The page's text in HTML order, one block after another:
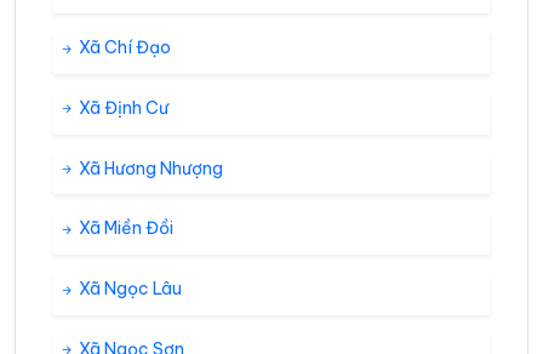
Xã Chí Đạo
Xã Định Cư
Xã Hương Nhượng
Xã Miền Đồi
Xã Ngọc Lâu
Xã Ngọc Sơn